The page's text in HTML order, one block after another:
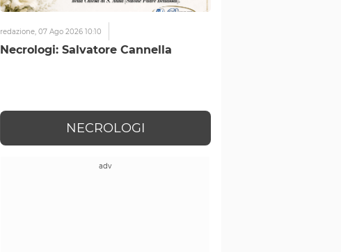
redazione, 07 Ago 2026 10:10
Necrologi: Salvatore Cannella
NECROLOGI